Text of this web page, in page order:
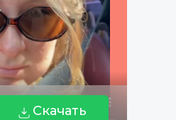
Скачать